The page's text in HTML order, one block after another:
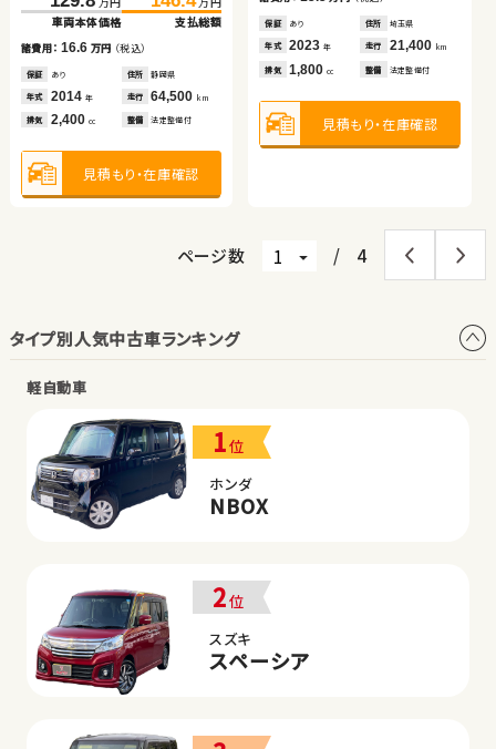
車両本体価格
支払総額
諸費用：16.6 万円 （税込）
保証 あり 住所 静岡県
年式 2014 年 走行 64,500 km
排気 2,400 cc 整備 法定整備付
見積もり・在庫確認
保証 あり 住所 埼玉県
年式 2023年 走行 21,400 km
排気 1,800cc 整備 法定整備付
見積もり・在庫確認
2,500cc 法定整備付
見積もり・在庫確認
排気 1,400 整備 法定整備付
見積もり・在庫確認
なし 長野県
年式 2022年 走行
排気 660 整備 法定整備付
見積もり・在庫確認
排気 650 整備 なし
見積もり・在庫確認
ページ数 / 4
タイプ別人気中古車ランキング
軽自動車
1位
ホンダ
NBOX
2位
スズキ
スペーシア